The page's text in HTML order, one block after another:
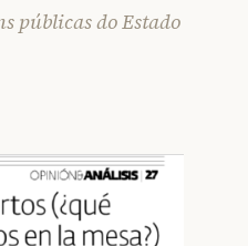
públicas do Estado